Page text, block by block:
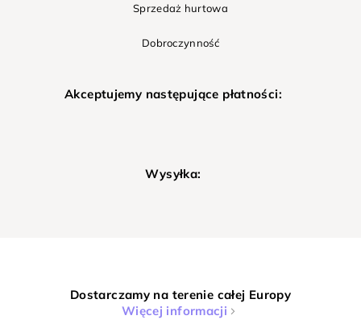
Sprzedaż hurtowa
Dobroczynność
Akceptujemy następujące płatności:
Wysyłka:
Dostarczamy na terenie całej Europy
Więcej informacji